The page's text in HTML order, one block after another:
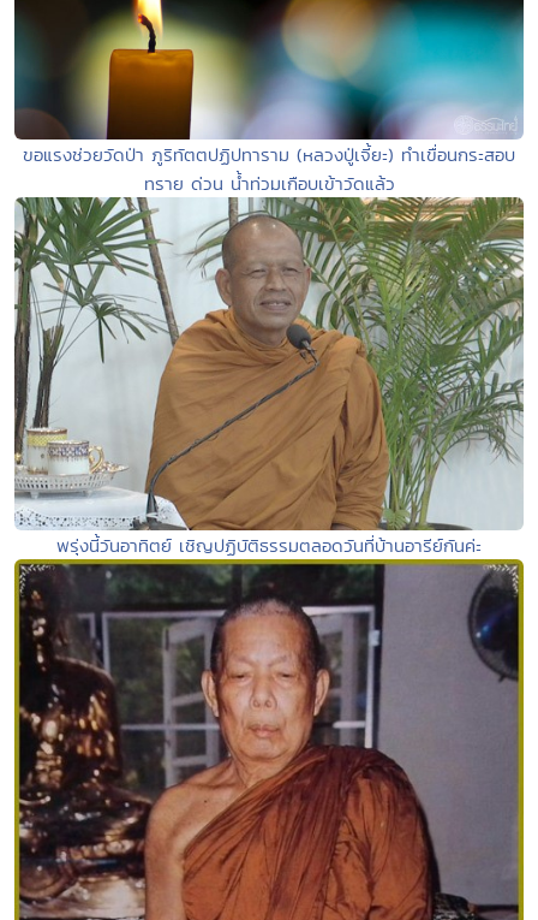
ขอแรงช่วยวัดป่า ภูริทัตตปฏิปทาราม (หลวงปู่เจี้ยะ) ทำเขื่อนกระสอบ
ทราย ด่วน น้ำท่วมเกือบเข้าวัดแล้ว
พรุ่งนี้วันอาทิตย์ เชิญปฏิบัติธรรมตลอดวันที่บ้านอารีย์กันค่ะ